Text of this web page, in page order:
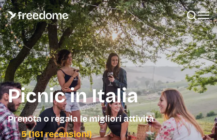
Picnic in Italia
Prenota o regala le migliori attività
5 (161 recensioni)